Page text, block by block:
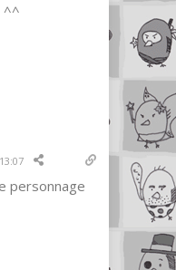
^^
personnage